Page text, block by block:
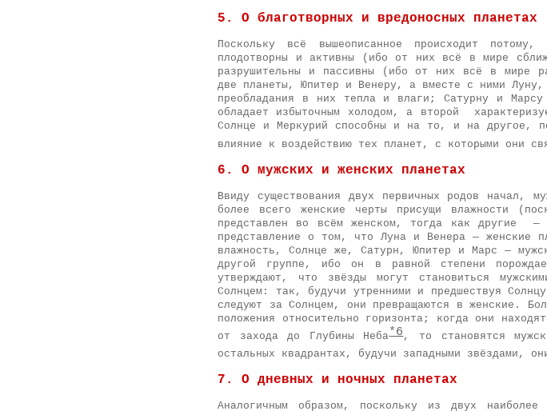
5. О благотворных и вредоносных планетах
Поскольку всё вышеописанное происходит
плодотворны и активны (ибо от них всё в мире
разрушительны и пассивны (ибо от них всё в мире
две планеты, Юпитер и Венеру, а вместе с ними Луну,
преобладания в них тепла и влаги; Сатурну и Марсу
обладает избыточным холодом, а второй
Солнце и Меркурий способны и на то, и на другое,
влияние к воздействию тех планет, с которыми они
6. О мужских и женских планетах
Ввиду существования двух первичных родов начал,
более всего женские черты присущи влажности
представлен во всём женском, тогда как другие
представление о том, что Луна и Венера — женские
влажность, Солнце же, Сатурн, Юпитер и Марс —
другой группе, ибо он в равной степени
утверждают, что звёзды могут становиться
Солнцем: так, будучи утренними и предшествуя
следуют за Солнцем, они превращаются в женские.
положения относительно горизонта; когда они
от захода до Глубины Неба*6, то становятся
остальных квадрантах, будучи западными звёздами,
7. О дневных и ночных планетах
Аналогичным образом, поскольку из двух